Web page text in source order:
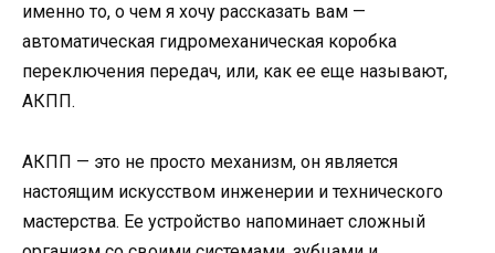
именно то, о чем я хочу рассказать вам —
автоматическая гидромеханическая коробка
переключения передач, или, как ее еще называют,
АКПП.
АКПП — это не просто механизм, он является
настоящим искусством инженерии и технического
мастерства. Ее устройство напоминает сложный